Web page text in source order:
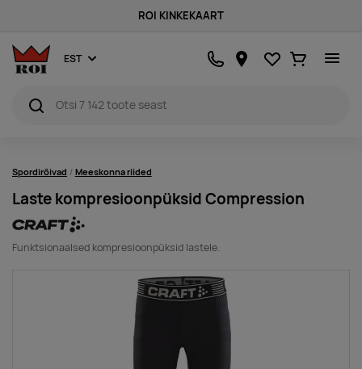
ROI KINKEKAART
EST Lemmikud
Ostukorv
Spordirõivad Meeskonna riided
Laste kompresioonpüksid Compression
Funktsionaalsed kompresioonpüksid lastele.